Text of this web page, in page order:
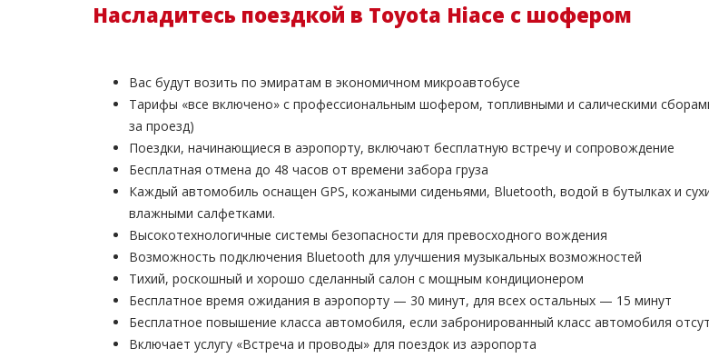
Насладитесь поездкой в Toyota Hiace с шофером
Вас будут возить по эмиратам в экономичном микроавтобусе
Тарифы «все включено» с профессиональным шофером, топливными и салическими
за проезд)
Поездки, начинающиеся в аэропорту, включают бесплатную встречу и сопровождение
Бесплатная отмена до 48 часов от времени забора груза
Каждый автомобиль оснащен GPS, кожаными сиденьями, Bluetooth, водой в бутылках и
влажными салфетками.
Высокотехнологичные системы безопасности для превосходного вождения
Возможность подключения Bluetooth для улучшения музыкальных возможностей
Тихий, роскошный и хорошо сделанный салон с мощным кондиционером
Бесплатное время ожидания в аэропорту — 30 минут, для всех остальных — 15 минут
Бесплатное повышение класса автомобиля, если забронированный класс автомобиля
Включает услугу «Встреча и проводы» для поездок из аэропорта